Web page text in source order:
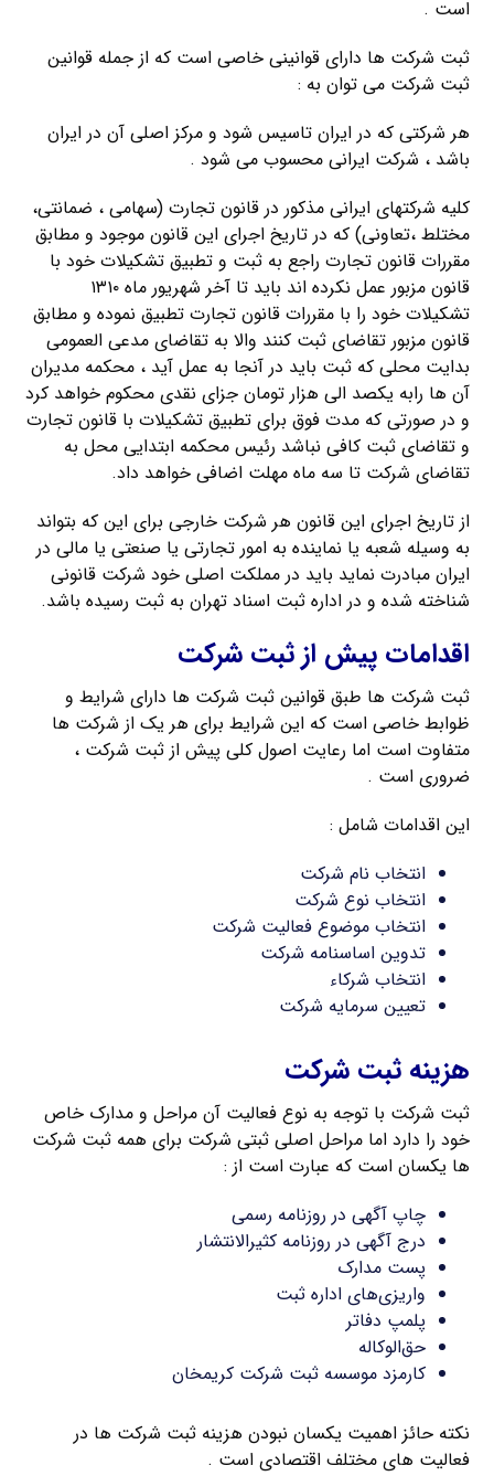
است .
ثبت شرکت ها دارای قوانینی خاصی است که از جمله قوانین
ثبت شرکت می توان به :
هر شرکتی که در ایران تاسیس شود و مرکز اصلی آن در ایران
باشد ، شرکت ایرانی محسوب می شود .
کلیه شرکتهای ایرانی مذکور در قانون تجارت (سهامی ، ضمانتی،
مختلط ،تعاونی) که در تاریخ اجرای این قانون موجود و مطابق
مقررات قانون تجارت راجع به ثبت و تطبیق تشکیلات خود با
قانون مزبور عمل نکرده اند باید تا آخر شهریور ماه ۱۳۱۰
تشکیلات خود را با مقررات قانون تجارت تطبیق نموده و مطابق
قانون مزبور تقاضای ثبت کنند والا به تقاضای مدعی العمومی
بدایت محلی که ثبت باید در آنجا به عمل آید ، محکمه مدیران
آن ها رابه یکصد الی هزار تومان جزای نقدی محکوم خواهد کرد
و در صورتی که مدت فوق برای تطبیق تشکیلات با قانون تجارت
و تقاضای ثبت کافی نباشد رئیس محکمه ابتدایی محل به
تقاضای شرکت تا سه ماه مهلت اضافی خواهد داد.
از تاریخ اجرای این قانون هر شرکت خارجی برای این که بتواند
به وسیله شعبه یا نماینده به امور تجارتی یا صنعتی یا مالی در
ایران مبادرت نماید باید در مملکت اصلی خود شرکت قانونی
شناخته شده و در اداره ثبت اسناد تهران به ثبت رسیده باشد.
اقدامات پیش از ثبت شرکت
ثبت شرکت ها طبق قوانین ثبت شرکت ها دارای شرایط و
ظوابط خاصی است که این شرایط برای هر یک از شرکت ها
متفاوت است اما رعایت اصول کلی پیش از ثبت شرکت ،
ضروری است .
این اقدامات شامل :
انتخاب نام شرکت
انتخاب نوع شرکت
انتخاب موضوع فعالیت شرکت
تدوین اساسنامه شرکت
انتخاب شرکاء
تعیین سرمایه شرکت
هزینه ثبت شرکت
ثبت شرکت با توجه به نوع فعالیت آن مراحل و مدارک خاص
خود را دارد اما مراحل اصلی ثبتی شرکت برای همه ثبت شرکت
ها یکسان است که عبارت است از :
چاپ آگهی در روزنامه رسمی
درج آگهی در روزنامه کثیرالانتشار
پست مدارک
واریزی‌های اداره ثبت
پلمپ دفاتر
حق‌الوکاله
کارمزد موسسه ثبت شرکت کریمخان
نکته حائز اهمیت یکسان نبودن هزینه ثبت شرکت ها در
فعالیت های مختلف اقتصادی است .